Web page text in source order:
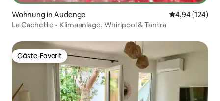
Wohnung in Audenge
4,94 (124)
La Cachette • Klimaanlage, Whirlpool & Tantra
Gäste-Favorit
Gäste-Favorit